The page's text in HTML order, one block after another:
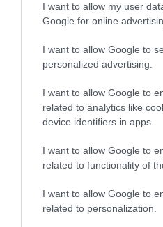
I want to allow my user
Google for online
I want to allow Google to
personalized advertising.
I want to allow Google to
related to analytics like
device identifiers in apps.
I want to allow Google to
related to functionality of
I want to allow Google to
related to personalization.
ΑΘΛΗΤΙΚΑ
Μεξικό και